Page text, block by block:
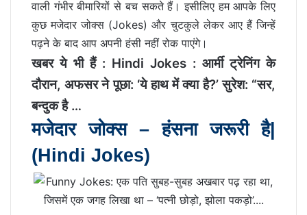
वाली गंभीर बीमारियों से बच सकते हैं। इसीलिए हम आपके लिए
कुछ मजेदार जोक्स (Jokes) और चुटकुले लेकर आए हैं जिन्हें
पढ़ने के बाद आप अपनी हंसी नहीं रोक पाएंगे।
खबर ये भी हैं : Hindi Jokes : आर्मी ट्रेनिंग के
दौरान, अफसर ने पूछा: ‘ये हाथ में क्या है?’ सुरेश: “सर,
बन्दुक है …
मजेदार जोक्स – हंसना जरूरी है|
(Hindi Jokes)